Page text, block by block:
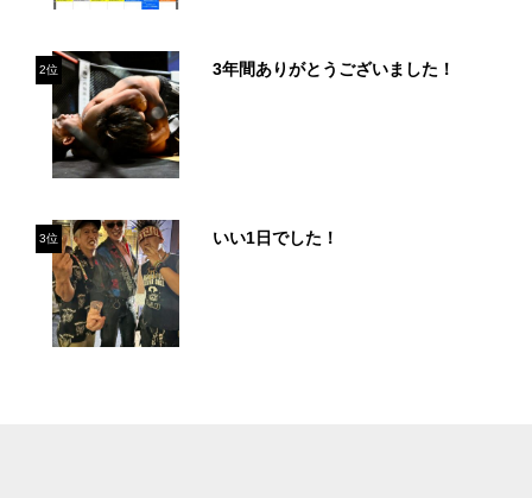
2位 3年間ありがとうございました！
3位 いい1日でした！